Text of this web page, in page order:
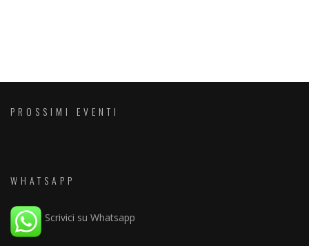
PROSSIMI EVENTI
WHATSAPP
Scrivici su Whatsapp